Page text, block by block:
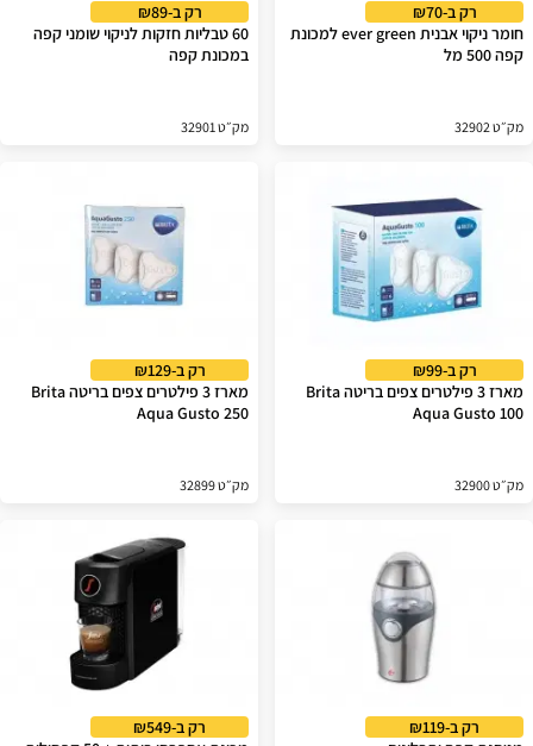
רק ב-₪70
חומר ניקוי אבנית ever green למכונת
קפה 500 מל
מק״ט 32902
רק ב-₪89
60 טבליות חזקות לניקוי שומני קפה
במכונת קפה
מק״ט 32901
רק ב-₪99
מארז 3 פילטרים צפים בריטה Brita
Aqua Gusto 100
מק״ט 32900
רק ב-₪129
מארז 3 פילטרים צפים בריטה Brita
Aqua Gusto 250
מק״ט 32899
רק ב-₪119
רק ב-₪549